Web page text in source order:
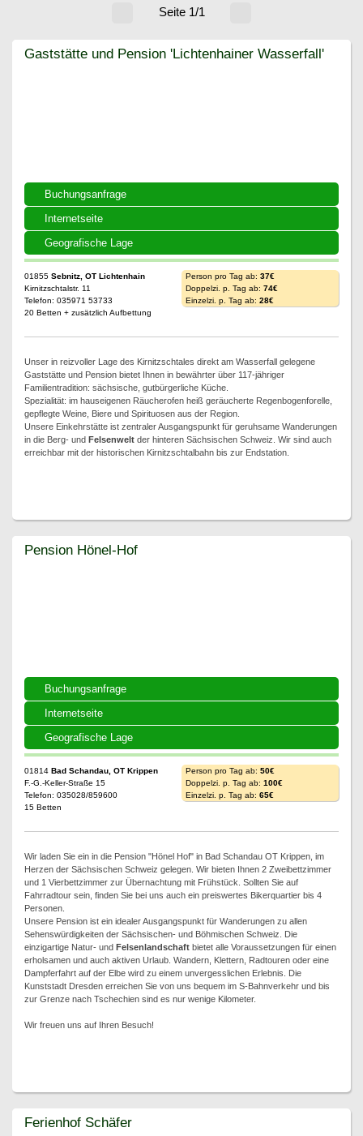
Seite 1/1
Gaststätte und Pension 'Lichtenhainer Wasserfall'
Buchungsanfrage
Internetseite
Geografische Lage
Gaststätte und Pension 'Lichtenhainer Wasserfall'
01855 Sebnitz, OT Lichtenhain
Kirnitzschtalstr. 11
Telefon: 035971 53733
20 Betten + zusätzlich Aufbettung
Person pro Tag ab: 37€
Doppelzi. p. Tag ab: 74€
Einzelzi. p. Tag ab: 28€
Unser in reizvoller Lage des Kirnitzschtales direkt am Wasserfall gelegene
Gaststätte und Pension bietet Ihnen in bewährter über 117-jähriger
Familientradition: sächsische, gutbürgerliche Küche.
Spezialität: im hauseigenen Räucherofen heiß geräucherte Regenbogenforelle,
gepflegte Weine, Biere und Spirituosen aus der Region.
Unsere Einkehrstätte ist zentraler Ausgangspunkt für geruhsame Wanderungen
in die Berg- und Felsenwelt der hinteren Sächsischen Schweiz. Wir sind auch
erreichbar mit der historischen Kirnitzschtalbahn bis zur Endstation.
Pension Hönel-Hof
Buchungsanfrage
Internetseite
Geografische Lage
Pension Hönel-Hof
01814 Bad Schandau, OT Krippen
F.-G.-Keller-Straße 15
Telefon: 035028/859600
15 Betten
Person pro Tag ab: 50€
Doppelzi. p. Tag ab: 100€
Einzelzi. p. Tag ab: 65€
Wir laden Sie ein in die Pension "Hönel Hof" in Bad Schandau OT Krippen, im
Herzen der Sächsischen Schweiz gelegen. Wir bieten Ihnen 2 Zweibettzimmer
und 1 Vierbettzimmer zur Übernachtung mit Frühstück. Sollten Sie auf
Fahrradtour sein, finden Sie bei uns auch ein preiswertes Bikerquartier bis 4
Personen.
Unsere Pension ist ein idealer Ausgangspunkt für Wanderungen zu allen
Sehenswürdigkeiten der Sächsischen- und Böhmischen Schweiz. Die
einzigartige Natur- und Felsenlandschaft bietet alle Voraussetzungen für einen
erholsamen und auch aktiven Urlaub. Wandern, Klettern, Radtouren oder eine
Dampferfahrt auf der Elbe wird zu einem unvergesslichen Erlebnis. Die
Kunststadt Dresden erreichen Sie von uns bequem im S-Bahnverkehr und bis
zur Grenze nach Tschechien sind es nur wenige Kilometer.
Wir freuen uns auf Ihren Besuch!
Ferienhof Schäfer
Ferienhof Schäfer